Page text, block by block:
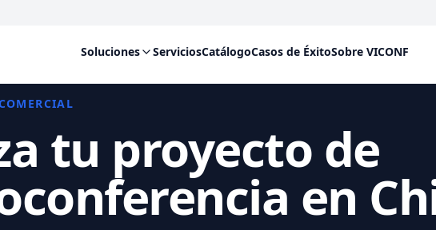
Soluciones ServiciosCatálogoCasos de ÉxitoSobre VICONF
tu proyecto de
en